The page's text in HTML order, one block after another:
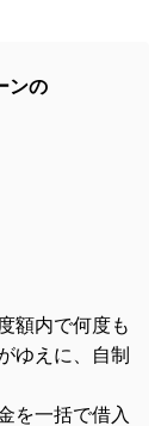
ンの
額内で何度も
ゆえに、自制
を一括で借入